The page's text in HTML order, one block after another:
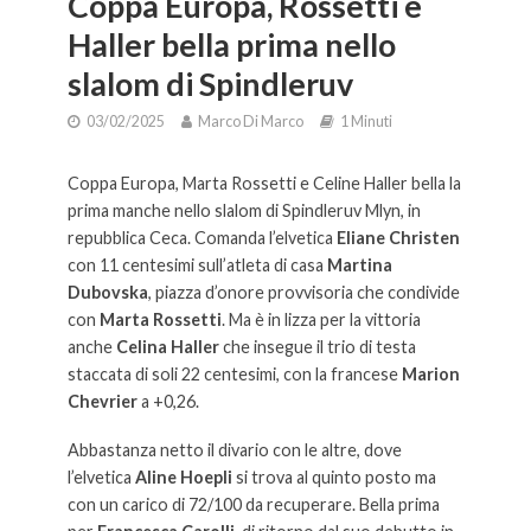
Haller bella prima nello
slalom di Spindleruv
03/02/2025 Marco Di Marco 1 Minuti
Coppa Europa, Marta Rossetti e Celine Haller bella la
prima manche nello slalom di Spindleruv Mlyn, in
repubblica Ceca. Comanda l’elvetica Eliane Christen
con 11 centesimi sull’atleta di casa Martina
Dubovska, piazza d’onore provvisoria che condivide
con Marta Rossetti. Ma è in lizza per la vittoria
anche Celina Hallerche insegue il trio di testa
staccata di soli 22 centesimi, con la francese Marion
Chevriera +0,26.
Abbastanza netto il divario con le altre, dove
l’elvetica Aline Hoepli si trova al quinto posto ma
con un carico di 72/100 da recuperare. Bella prima